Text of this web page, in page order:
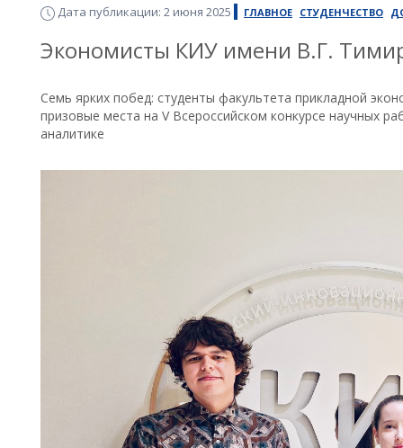
Дата публикации: 2 июня 2025 ГЛАВНОЕ СТУДЕНЧЕСТВО
Экономисты КИУ имени В.Г.
Семь ярких побед: студенты факультета прикладной
призовые места на V Всероссийском конкурсе научных
аналитике